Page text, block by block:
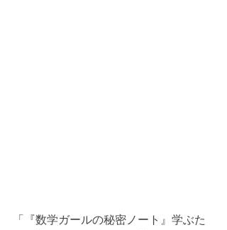
「『数学ガールの秘密ノート』学ぶた